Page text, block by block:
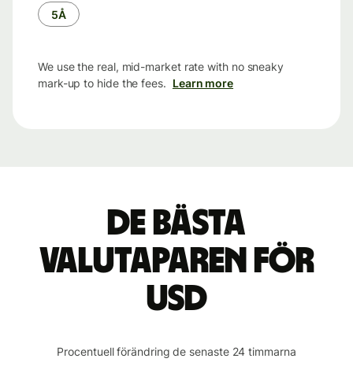
5Å
We use the real, mid-market rate with no sneaky
mark-up to hide the fees. Learn more
De bästa
valutaparen för
USD
Procentuell förändring de senaste 24 timmarna